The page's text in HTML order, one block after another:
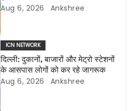
Aug 6, 2026 Ankshree
ICN NETWORK
दिल्ली: दुकानों, बाजारों और मेट्रो स्टेशनों
के आसपास लोगों को कर रहे जागरूक
Aug 6, 2026 Ankshree